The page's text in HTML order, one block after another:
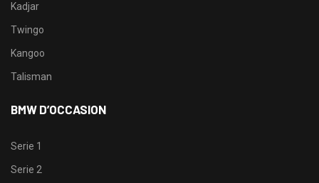
Kadjar
Twingo
Kangoo
Talisman
BMW D’OCCASION
Serie 1
Serie 2